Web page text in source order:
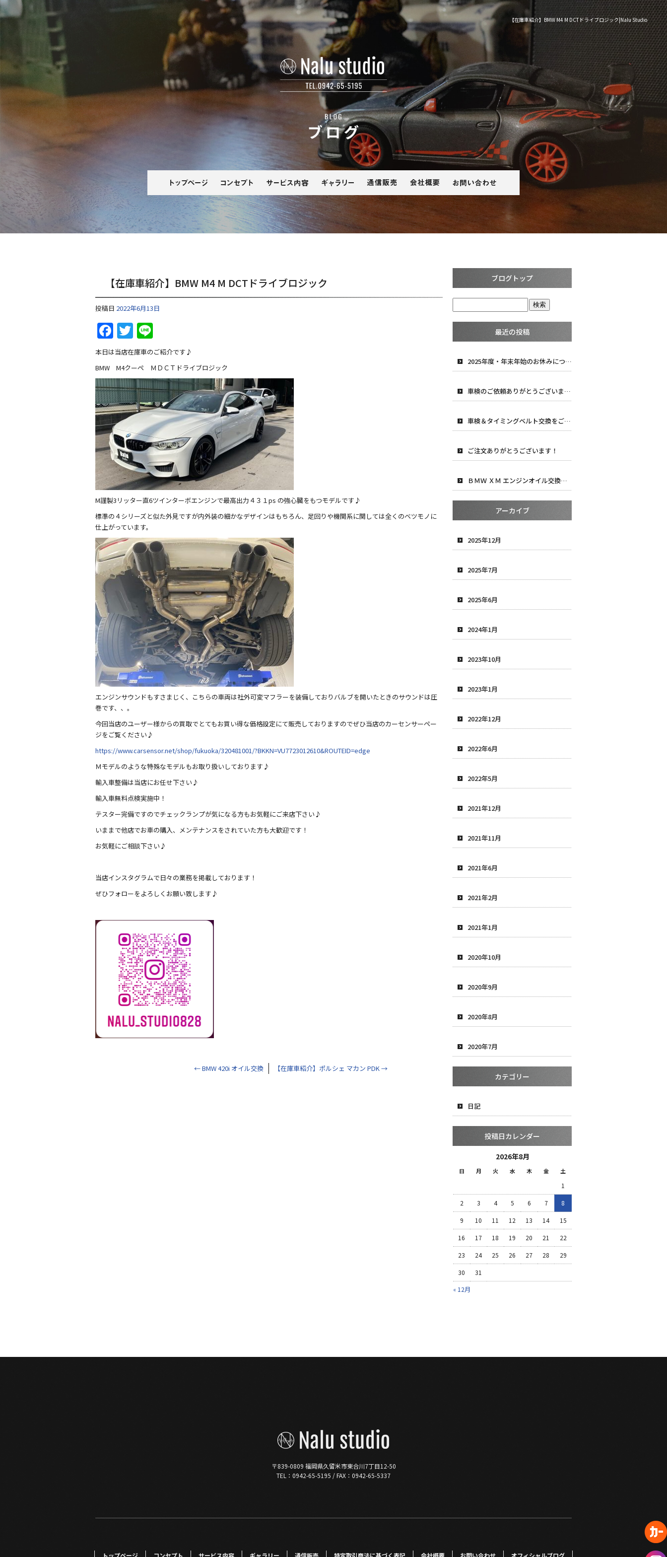
【在庫車紹介】BMW M4 M DCTドライブロジック|Nalu Studio
【在庫車紹介】BMW M4 M DCTドライブロジック
投稿日 2022年6月13日
F
a
c
e
b
o
o
k
T
w
itt
er
n
e
本日は当店在庫車のご紹介です♪
BMW M4クーペ ＭＤＣＴドライブロジック
M謹製3リッター直6ツインターボエンジンで最高出力４３１ps の強心臓をもつモデルです♪
標準の４シリーズと似た外見ですが内外装の細かなデザインはもちろん、足回りや機関系に関しては全くのベツモノに
仕上がっています。
エンジンサウンドもすさまじく、こちらの車両は社外可変マフラーを装備しておりバルブを開いたときのサウンドは圧
巻です、、。
今回当店のユーザー様からの買取でとてもお買い得な価格設定にて販売しておりますのでぜひ当店のカーセンサーペー
ジをご覧ください♪
https://www.carsensor.net/shop/fukuoka/320481001/?BKKN=VU7723012610&ROUTEID=edge
Ｍモデルのような特殊なモデルもお取り扱いしております♪
輸入車整備は当店にお任せ下さい♪
輸入車無料点検実施中！
テスター完備ですのでチェックランプが気になる方もお気軽にご来店下さい♪
いままで他店でお車の購入、メンテナンスをされていた方も大歓迎です！
お気軽にご相談下さい♪
当店インスタグラムで日々の業務を掲載しております！
ぜひフォローをよろしくお願い致します♪
←BMW 420i オイル交換 【在庫車紹介】ポルシェ マカン PDK→
ブログトップ
最近の投稿
2025年度・年末年始のお休みについて
車検のご依頼ありがとうございます！
車検＆タイミングベルト交換をご依頼頂きました！
ご注文ありがとうございます！
ＢＭＷ ＸＭ エンジンオイル交換＆タイヤ交換
アーカイブ
2025年12月
2025年7月
2025年6月
2024年1月
2023年10月
2023年1月
2022年12月
2022年6月
2022年5月
2021年12月
2021年11月
2021年6月
2021年2月
2021年1月
2020年10月
2020年9月
2020年8月
2020年7月
カテゴリー
日記
投稿日カレンダー
2026年8月
日 月 火 水 木 金 土
« 12月
1
2 3 4 5 6 7 8
9 10 11 12 13 14 15
16 17 18 19 20 21 22
23 24 25 26 27 28 29
30 31
〒839-0809 福岡県久留米市東合川7丁目12-50
TEL：0942-65-5195 / FAX：0942-65-5337